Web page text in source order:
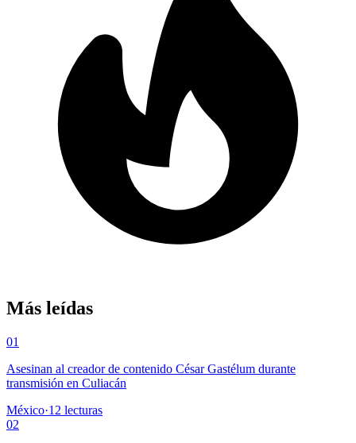
Más leídas
01
Asesinan al creador de contenido César Gastélum durante
transmisión en Culiacán
México·12 lecturas
02